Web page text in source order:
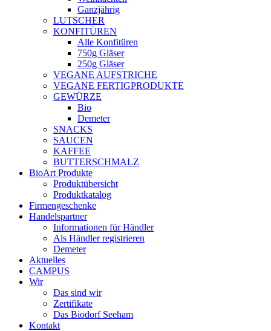
Ganzjährig
LUTSCHER
KONFITÜREN
Alle Konfitüren
750g Gläser
250g Gläser
VEGANE AUFSTRICHE
VEGANE FERTIGPRODUKTE
GEWÜRZE
Bio
Demeter
SNACKS
SAUCEN
KAFFEE
BUTTERSCHMALZ
BioArt Produkte
Produktübersicht
Produktkatalog
Firmengeschenke
Handelspartner
Informationen für Händler
Als Händler registrieren
Demeter
Aktuelles
CAMPUS
Wir
Das sind wir
Zertifikate
Das Biodorf Seeham
Kontakt